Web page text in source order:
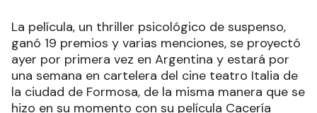
La película, un thriller psicológico de suspenso,
ganó 19 premios y varias menciones, se proyectó
ayer por primera vez en Argentina y estará por
una semana en cartelera del cine teatro Italia de
la ciudad de Formosa, de la misma manera que se
hizo en su momento con su película Cacería